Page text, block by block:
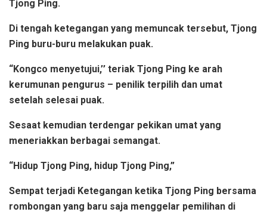
Tjong Ping.
Di tengah ketegangan yang memuncak tersebut, Tjong
Ping buru-buru melakukan puak.
“Kongco menyetujui,’’ teriak Tjong Ping ke arah
kerumunan pengurus – penilik terpilih dan umat
setelah selesai puak.
Sesaat kemudian terdengar pekikan umat yang
meneriakkan berbagai semangat.
“Hidup Tjong Ping, hidup Tjong Ping,”
Sempat terjadi Ketegangan ketika Tjong Ping bersama
rombongan yang baru saja menggelar pemilihan di